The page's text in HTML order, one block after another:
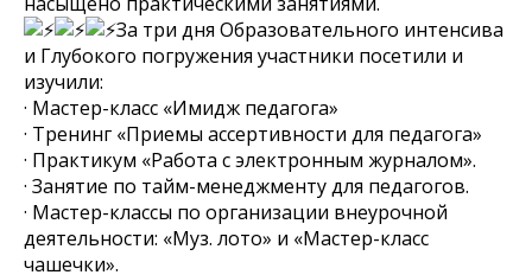
За три дня Образовательного интенсива
и Глубокого погружения участники посетили и
изучили:
· Мастер-класс «Имидж педагога»
· Тренинг «Приемы ассертивности для педагога»
· Практикум «Работа с электронным журналом».
· Занятие по тайм-менеджменту для педагогов.
· Мастер-классы по организации внеурочной
деятельности: «Муз. лото» и «Мастер-класс
чашечки».